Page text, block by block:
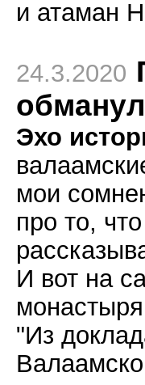
и атаман
24.3.2020
Эхо
мои
про то,
И вот на
"Из